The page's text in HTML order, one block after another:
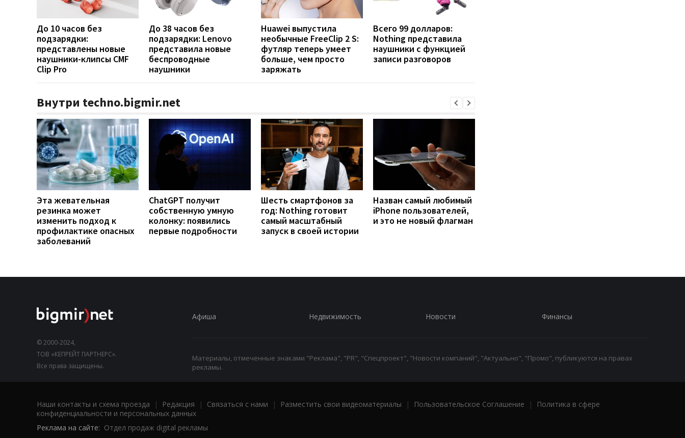
До 10 часов без
подзарядки:
представлены новые
наушники-клипсы CMF
Clip Pro
До 38 часов без
подзарядки: Lenovo
представила новые
беспроводные
наушники
Huawei выпустила
необычные FreeClip 2 S:
футляр теперь умеет
больше, чем просто
заряжать
Всего 99 долларов:
Nothing представила
наушники с функцией
записи разговоров
Внутри techno.bigmir.net
Эта жевательная
резинка может
изменить подход к
профилактике опасных
заболеваний
ChatGPT получит
собственную умную
колонку: появились
первые подробности
Шесть смартфонов за
год: Nothing готовит
самый масштабный
запуск в своей истории
Назван самый любимый
iPhone пользователей,
и это не новый флагман
© 2000-2024,
ТОВ «КЕПРЕЙТ ПАРТНЕРС».
Все права защищены.
Афиша Недвижимость Новости Финансы
Материалы, отмеченные знаками "Реклама", "PR", "Спецпроект", "Новости компаний", "Актуально", "Промо", публикуются на правах
рекламы.
Наши контакты и схема проезда | Редакция | Связаться с нами | Разместить свои видеоматериалы | Пользовательское Соглашение |
Политика в сфере
конфиденциальности и персональных данных
Реклама на сайте: Отдел продаж digital рекламы